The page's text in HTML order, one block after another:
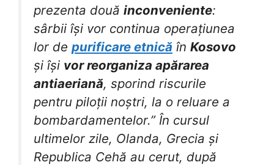
prezenta două inconveniente:
sârbii își vor continua operațiunea
lor de purificare etnică în Kosovo
și își vor reorganiza apărarea
antiaeriană, sporind riscurile
pentru piloții noștri, la o reluare a
bombardamentelor.” În cursul
ultimelor zile, Olanda, Grecia și
Republica Cehă au cerut, după